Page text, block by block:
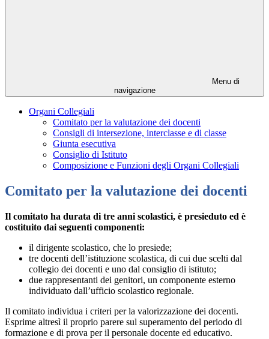
Menu di
navigazione
Organi Collegiali
Comitato per la valutazione dei docenti
Consigli di intersezione, interclasse e di classe
Giunta esecutiva
Consiglio di Istituto
Composizione e Funzioni degli Organi Collegiali
Comitato per la valutazione dei docenti
Il comitato ha durata di tre anni scolastici, è presieduto ed è
costituito dai seguenti componenti:
il dirigente scolastico, che lo presiede;
tre docenti dell’istituzione scolastica, di cui due scelti dal
collegio dei docenti e uno dal consiglio di istituto;
due rappresentanti dei genitori, un componente esterno
individuato dall’ufficio scolastico regionale.
Il comitato individua i criteri per la valorizzazione dei docenti.
Esprime altresì il proprio parere sul superamento del periodo di
formazione e di prova per il personale docente ed educativo.